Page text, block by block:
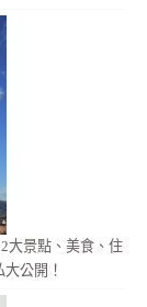
大景點、美食、住
公開！